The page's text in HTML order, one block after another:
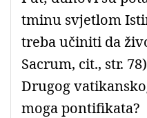
tminu svjetlom
treba učiniti da
Sacrum, cit., str.
Drugog
moga pontifikata?